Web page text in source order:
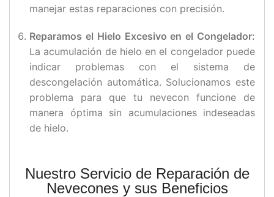
manejar estas reparaciones con precisión.
Reparamos el Hielo Excesivo en el Congelador:
La acumulación de hielo en el congelador puede
indicar problemas con el sistema de
descongelación automática. Solucionamos este
problema para que tu nevecon funcione de
manera óptima sin acumulaciones indeseadas
de hielo.
Nuestro Servicio de Reparación de
Nevecones y sus Beneficios